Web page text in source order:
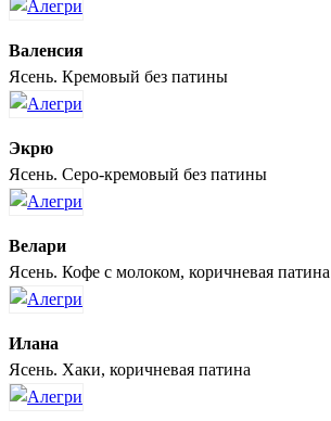
Валенсия
Ясень. Кремовый без патины
Экрю
Ясень. Серо-кремовый без патины
Велари
Ясень. Кофе с молоком, коричневая патина
Илана
Ясень. Хаки, коричневая патина